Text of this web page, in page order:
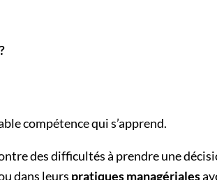
compétence qui s’apprend.
des difficultés à prendre une
dans leurs pratiques managériales